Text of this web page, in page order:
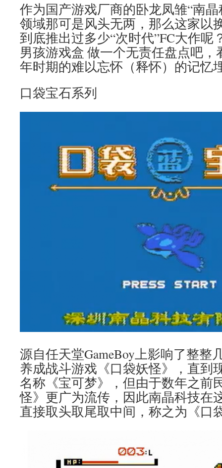
作为国产游戏厂商的卧龙凤雏“南
领域那可是风头无两，那么这家以
到底推出过多少“次时代”FC大作呢
男孩游戏盒 做一个无责任盘点吧
年时期的难以忘怀（释怀）的记忆
口袋宝石系列
源自任天堂GameBoy上影响了整整
养成战斗游戏《口袋妖怪》，直到
名称《宝可梦》，但由于数年之前
怪》更广为流传，因此南晶科技在
直接取头取尾取中间，称之为《口